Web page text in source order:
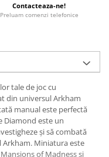
Contacteaza-ne!
Preluam comenzi telefonice
tale de joc cu
din universul Arkham
manual este perfectă
Diamond este un
și să combată
Miniatura este
of Madness și